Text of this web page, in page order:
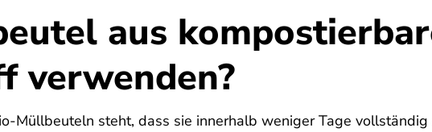
aus
verwenden?
Müllbeuteln steht, dass sie innerhalb weniger Tage